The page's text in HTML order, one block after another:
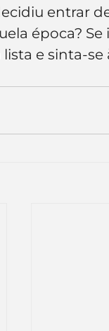
entrar
época?
e sinta-